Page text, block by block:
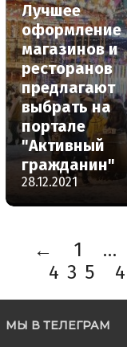
Лучшее
оформление
магазинов и
ресторанов
предлагают
выбрать на
портале
"Активный
гражданин"
28.12.2021
← 1 …
435
МЫ В ТЕЛЕГРАМ